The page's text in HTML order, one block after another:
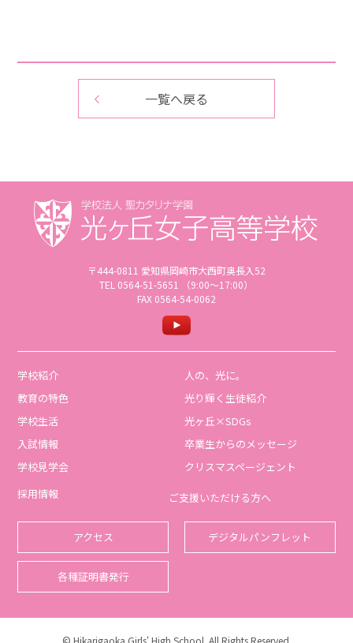
一覧へ戻る
〒444-0811 愛知県岡崎市大西町奥長入52
TEL 0564-51-5651 （9:00〜17:00）
FAX 0564-54-0062
学校紹介
教育の特色
学校生活
入試情報
学校見学会
人の、光に。
光り輝く生徒紹介
光ヶ丘×SDGs
卒業生からのメッセージ
クリスマスページェント
採用情報
ご支援いただける方へ
アクセス デジタルパンフレット
各種証明書発行
© Hikarigaoka Girls' High School. All Rights Reserved.